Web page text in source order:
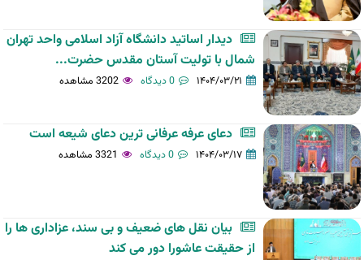
دیدار اساتید دانشگاه آزاد اسلامی واحد تهران
شمال با تولیت آستان مقدس حضرت...
۱۴۰۴/۰۳/۲۱ 0 دیدگاه 3202 مشاهده
دعای عرفه عرفانی ترین دعای شیعه است
۱۴۰۴/۰۳/۱۷ 0 دیدگاه 3321 مشاهده
بیان نقل های ضعیف و بی سند، عزاداری ها را
از حقیقت عاشورا دور می کند